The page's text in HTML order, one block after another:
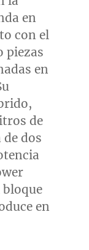
en
con el
piezas
en
de
dos
en